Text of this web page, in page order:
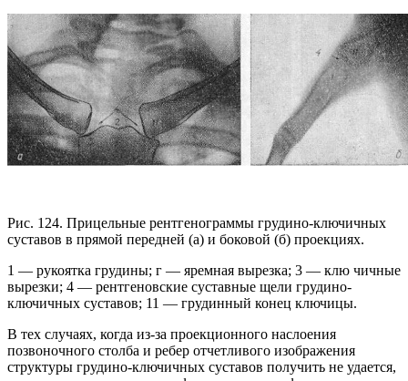
Рис. 124. Прицельные рентгенограммы грудино-ключичных
суставов в прямой передней (а) и боковой (б) проекциях.
1 — рукоятка грудины; г — яремная вырезка; 3 — клю чичные
вырезки; 4 — рентгеновские суставные щели грудино-
ключичных суставов; 11 — грудинный конец ключицы.
В тех случаях, когда из-за проекционного наслоения
позвоночного столба и ребер отчетливого изображения
структуры грудино-ключичных суставов получить не удается,